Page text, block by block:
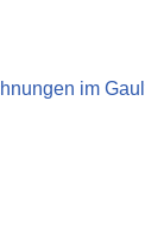
im